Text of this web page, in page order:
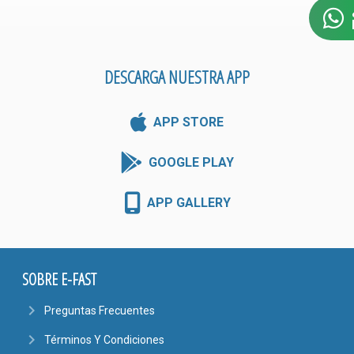
DESCARGA NUESTRA APP
APP STORE
GOOGLE PLAY
APP GALLERY
SOBRE E-FAST
navigate_next Preguntas Frecuentes
navigate_next Términos Y Condiciones